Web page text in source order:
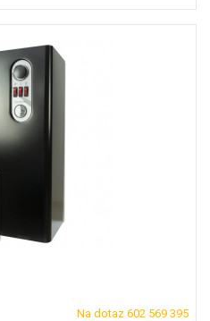
Na dotaz 602 569 395